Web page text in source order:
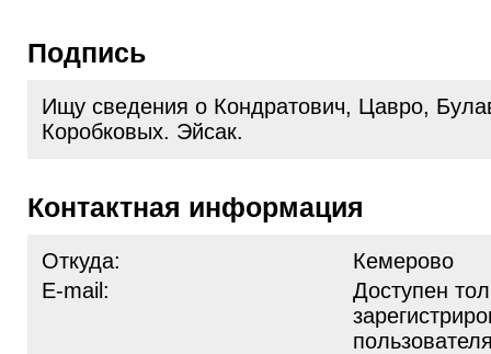
Подпись
Ищу сведения о Кондратович, Цавро,
Коробковых. Эйсак.
Контактная информация
Откуда:
Кемерово
E-mail:
Доступен